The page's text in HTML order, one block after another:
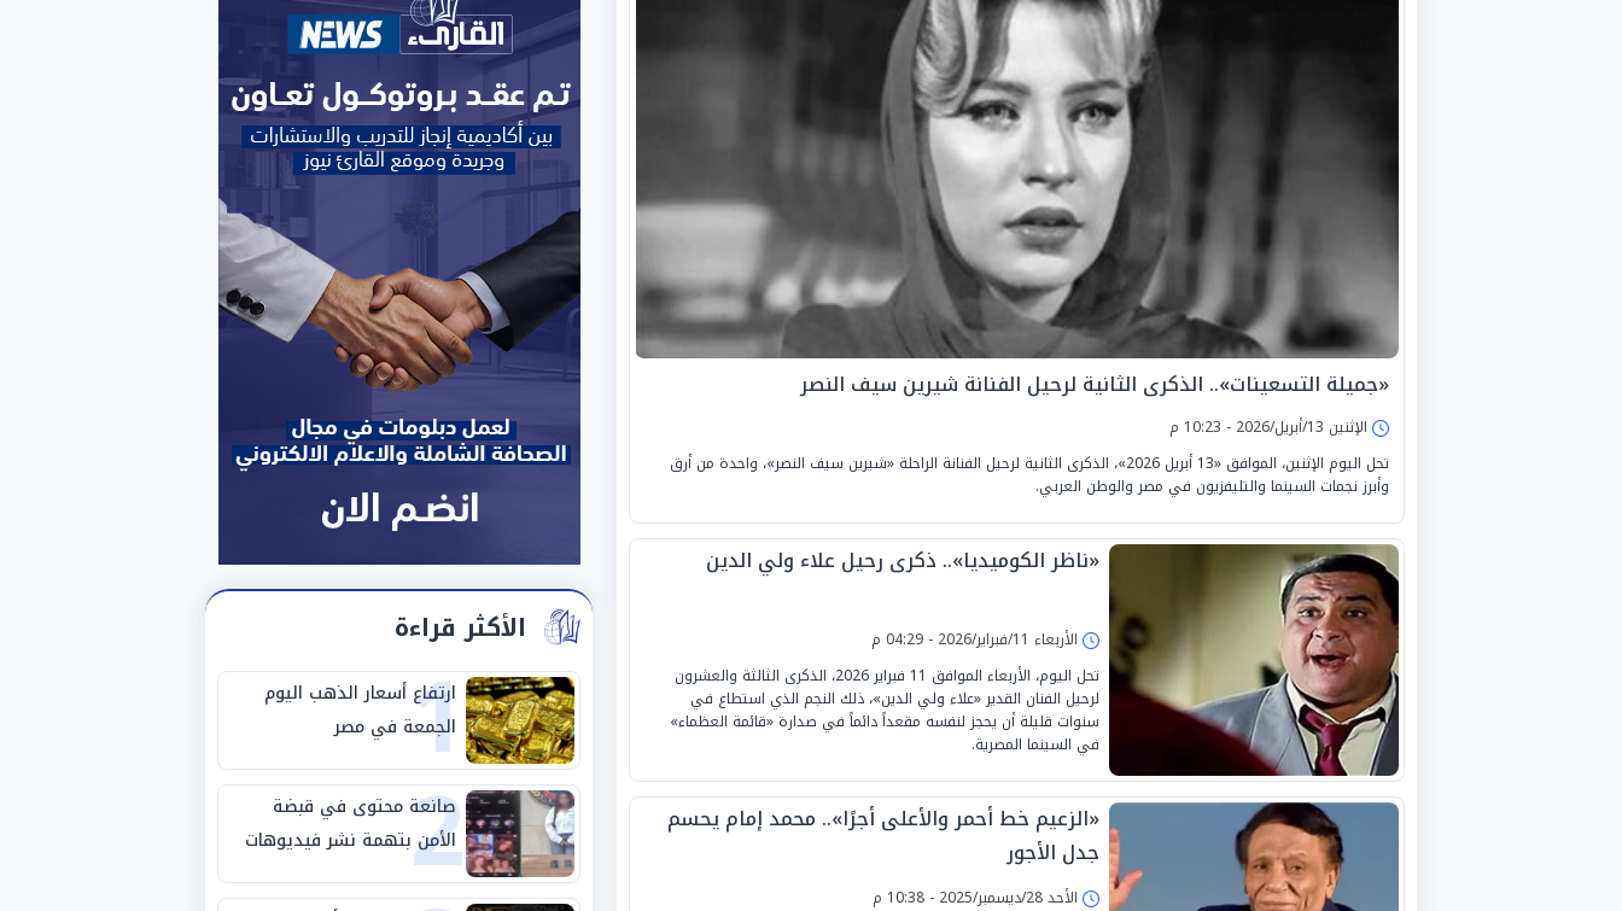
«جميلة التسعينات».. الذكرى الثانية لرحيل الفنانة شيرين سيف النصر
الإثنين 13/أبريل/2026 - 10:23 م
تحل اليوم الإثنين، الموافق «13 أبريل 2026»، الذكرى الثانية لرحيل الفنانة الراحلة «شيرين سيف النصر»، واحدة من أرق
وأبرز نجمات السينما والتليفزيون في مصر والوطن العربي.
«ناظر الكوميديا».. ذكرى رحيل علاء ولي الدين
الأربعاء 11/فبراير/2026 - 04:29 م
تحل اليوم، الأربعاء الموافق 11 فبراير 2026، الذكرى الثالثة والعشرون
لرحيل الفنان القدير «علاء ولي الدين»، ذلك النجم الذي استطاع في
سنوات قليلة أن يحجز لنفسه مقعداً دائماً في صدارة «قائمة العظماء»
في السينما المصرية.
«الزعيم خط أحمر والأعلى أجرًا».. محمد إمام يحسم
جدل الأجور
الأحد 28/ديسمبر/2025 - 10:38 م
الأكثر قراءة
1
ارتفاع أسعار الذهب اليوم
الجمعة في مصر
2
صانعة محتوى في قبضة
الأمن بتهمة نشر فيديوهات
خادشة للحياء